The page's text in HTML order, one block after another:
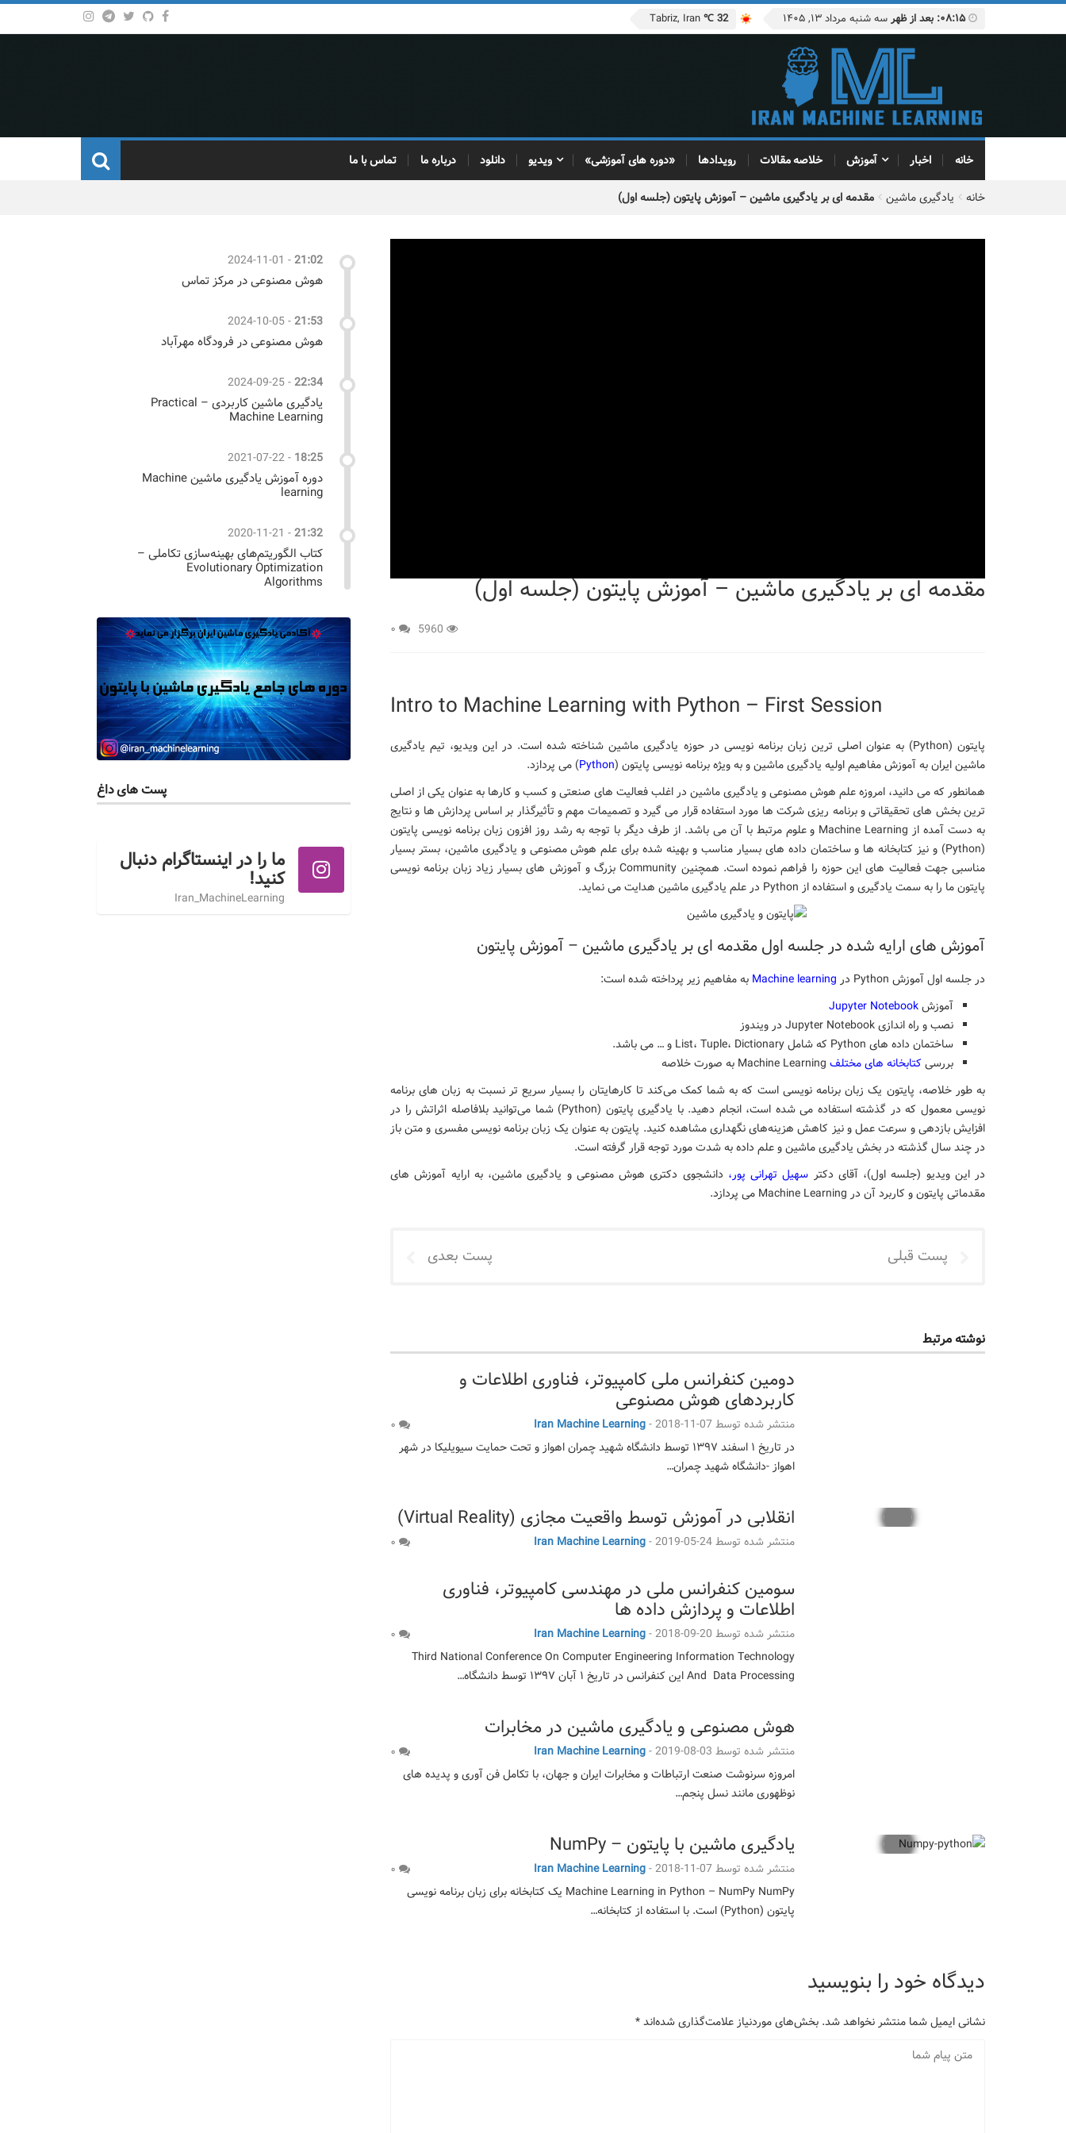
۰۸:۱۵: بعد از ظهر سه شنبه مرداد ۱۳, ۱۴۰۵ 32 ℃
خانه اخبار آموزش خلاصه مقالات رویدادها «دوره های آموزشی» ویدیو دانلود درباره ما تماس با ما
خانه یادگیری ماشین مقدمه ای بر یادگیری ماشین – آموزش پایتون (جلسه اول)
مقدمه ای بر یادگیری ماشین – آموزش پایتون (جلسه اول)
Intro to Machine Learning with Python – First Session
پایتون (Python) به عنوان اصلی ترین زبان برنامه نویسی در حوزه یادگیری ماشین شناخته شده است. در این ویدیو، تیم یادگیری
ماشین ایران به آموزش مفاهیم اولیه یادگیری ماشین و به ویژه برنامه نویسی پایتون (Python) می پردازد.
همانطور که می دانید، امروزه علم هوش مصنوعی و یادگیری ماشین در اغلب فعالیت های صنعتی و کسب و کارها به عنوان یکی از اصلی
ترین بخش های تحقیقاتی و برنامه ریزی شرکت ها مورد استفاده قرار می گیرد و تصمیمات مهم و تأثیرگذار بر اساس پردازش ها و نتایج
به دست آمده از Machine Learning و علوم مرتبط با آن می باشد. از طرف دیگر با توجه به رشد روز افزون زبان برنامه نویسی پایتون
(Python) و نیز کتابخانه ها و ساختمان داده های بسیار مناسب و بهینه شده برای علم هوش مصنوعی و یادگیری ماشین، بستر بسیار
مناسبی جهت فعالیت های این حوزه را فراهم نموده است. همچنین Community بزرگ و آموزش های بسیار زیاد زبان برنامه نویسی
پایتون ما را به سمت یادگیری و استفاده از Python در علم یادگیری ماشین هدایت می نماید.
آموزش های ارایه شده در جلسه اول مقدمه ای بر یادگیری ماشین – آموزش پایتون
در جلسه اول آموزش Python در Machine learning به مفاهیم زیر پرداخته شده است:
آموزشJupyter Notebook
نصب و راه اندازیJupyter Notebook در ویندوز
ساختمان داده های Python که شامل List، Tuple، Dictionary و … می باشد.
بررسی کتابخانه های مختلف
به طور خلاصه، پایتون یک زبان برنامه نویسی است که به شما کمک می‌کند تا کارهایتان را بسیار سریع تر نسبت به زبان های برنامه
نویسی معمول که در گذشته استفاده می شده است، انجام دهید. با یادگیری پایتون (Python) شما می‌توانید بلافاصله اثراتش را در
افزایش بازدهی و سرعت عمل و نیز کاهش هزینه‌های نگهداری مشاهده کنید. پایتون به عنوان یک زبان برنامه نویسی مفسری و متن باز
در چند سال گذشته در بخش یادگیری ماشین و علم داده به شدت مورد توجه قرار گرفته است.
در این ویدیو (جلسه اول)، آقای دکتر سهیل تهرانی پور، دانشجوی دکتری هوش مصنوعی و یادگیری ماشین، به ارایه آموزش های
مقدماتی پایتون و کاربرد آن در Machine Learning می پردازد.
پست قبلی پست بعدی
نوشته مرتبط
دومین کنفرانس ملی کامپیوتر، فناوری اطلاعات و
کاربردهای هوش مصنوعی
منتشر شده توسط Iran Machine Learning-2018-11-07
در تاریخ ۱ اسفند ۱۳۹۷ توسط دانشگاه شهید چمران اهواز و تحت حمایت سیویلیکا در شهر
اهواز -دانشگاه شهید چمران…
انقلابی در آموزش توسط واقعیت مجازی (Virtual Reality)
منتشر شده توسط Iran Machine Learning-2019-05-24
سومین کنفرانس ملی در مهندسی کامپیوتر، فناوری
اطلاعات و پردازش داده ها
منتشر شده توسط Iran Machine Learning-2018-09-20
Third National Conference On Computer Engineering Information Technology
And Data Processing این کنفرانس در تاریخ ۱ آبان ۱۳۹۷ توسط دانشگاه…
هوش مصنوعی و یادگیری ماشین در مخابرات
منتشر شده توسط Iran Machine Learning-2019-08-03
امروزه سرنوشت صنعت ارتباطات و مخابرات ایران و جهان، با تکامل فن آوری و پدیده های
نوظهوری مانند نسل پنجم…
یادگیری ماشین با پایتون – NumPy
منتشر شده توسط Iran Machine Learning-2018-11-07
Machine Learning in Python – NumPy NumPy یک کتابخانه برای زبان برنامه نویسی
پایتون (Python) است. با استفاده از کتابخانه…
دیدگاه خود را بنویسید
نشانی ایمیل شما منتشر نخواهد شد. بخش‌های موردنیاز علامت‌گذاری شده‌اند*
21:02
-
2024-11-01
هوش مصنوعی در مرکز تماس
21:53
-
2024-10-05
هوش مصنوعی در فرودگاه مهرآباد
22:34
-
2024-09-25
یادگیری ماشین کاربردی – Practical
Machine Learning
18:25
-
2021-07-22
دوره آموزش یادگیری ماشین Machine
learning
21:32
-
2020-11-21
کتاب الگوریتم‌های بهینه‌سازی تکاملی –
Evolutionary Optimization
Algorithms
پست های داغ
ما را در اینستاگرام دنبال
کنید!
Iran_MachineLearning